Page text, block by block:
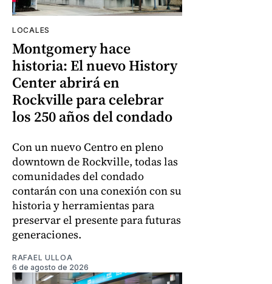
LOCALES
Montgomery hace
historia: El nuevo History
Center abrirá en
Rockville para celebrar
los 250 años del condado
Con un nuevo Centro en pleno
downtown de Rockville, todas las
comunidades del condado
contarán con una conexión con su
historia y herramientas para
preservar el presente para futuras
generaciones.
RAFAEL ULLOA
6 de agosto de 2026